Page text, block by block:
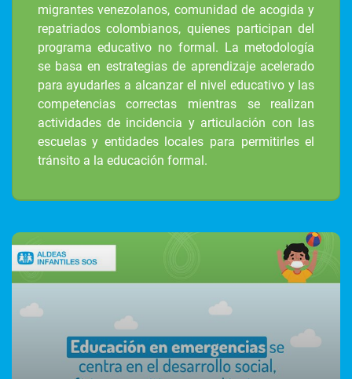
migrantes venezolanos, comunidad de acogida y
repatriados colombianos, quienes participan del
programa educativo no formal. La metodología
se basa en estrategias de aprendizaje acelerado
para ayudarles a alcanzar el nivel educativo y las
competencias correctas mientras se realizan
actividades de incidencia y articulación con las
escuelas y entidades locales para permitirles el
tránsito a la educación formal.